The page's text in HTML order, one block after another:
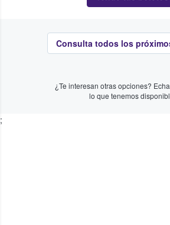
Consulta todos los
¿Te interesan otras opciones?
lo que tenemos
;